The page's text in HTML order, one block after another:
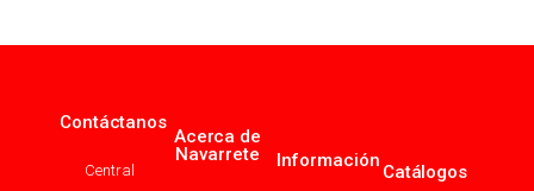
Contáctanos
Central
Acerca de
Navarrete
Información
Catálogos